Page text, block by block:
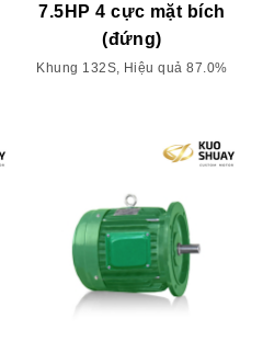
7.5HP 4 cực mặt bích
(đứng)
Khung 132S, Hiệu quả 87.0%